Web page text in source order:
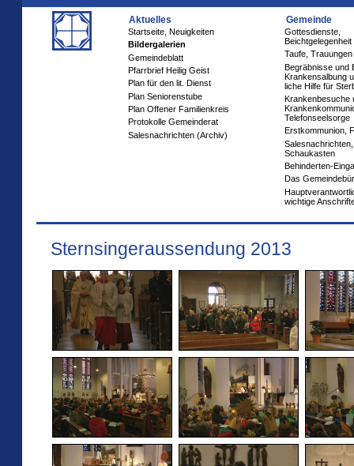
Aktuelles
Startseite, Neuigkeiten
Bildergalerien
Gemeindeblatt
Pfarrbrief Heilig Geist
Plan für den lit. Dienst
Plan Seniorenstube
Plan Offener Familienkreis
Protokolle Gemeinderat
Salesnachrichten (Archiv)
Gemeinde
Gottesdienste,
Beichtgelegenheit
Taufe, Trauungen
Begräbnisse und
Krankensalbung
liche Hilfe für
Krankenbesuche
Telefonseelsorge
Erstkommunion,
Salesnachrichten,
Schaukasten
Behinderten-
Das
wichtige
Sternsingeraussendung 2013